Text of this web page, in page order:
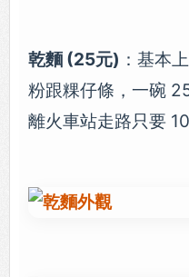
乾麵 (25元) ：基本
粉跟粿仔條，一碗
離火車站走路只要 10